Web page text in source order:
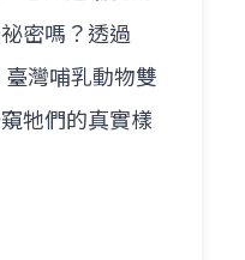
密嗎？透過
臺灣哺乳動物雙
牠們的真實樣